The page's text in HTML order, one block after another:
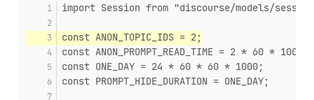
import Session from "discourse/models/
const ANON_TOPIC_IDS = 2;
const ANON_PROMPT_READ_TIME = 2 * 60 * 1000;
const ONE_DAY = 24 * 60 * 60 * 1000;
const PROMPT_HIDE_DURATION = ONE_DAY;